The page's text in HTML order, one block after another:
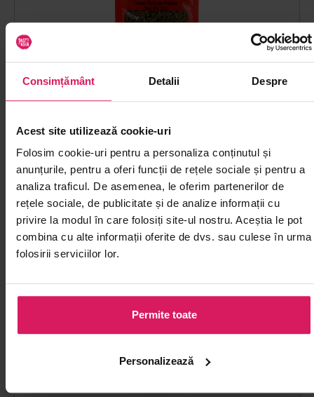
Consimțământ Detalii Despre
Acest site utilizează cookie-uri
Folosim cookie-uri pentru a personaliza conținutul și
anunțurile, pentru a oferi funcții de rețele sociale și pentru a
analiza traficul. De asemenea, le oferim partenerilor de
rețele sociale, de publicitate și de analize informații cu
privire la modul în care folosiți site-ul nostru. Aceștia le pot
combina cu alte informații oferite de dvs. sau culese în urma
folosirii serviciilor lor.
Permite toate
Personalizează
Adaugă aromă proaspăt citrică preparatelor wok în stil
Sichuan
22 lei